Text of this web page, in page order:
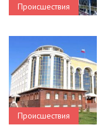
Происшествия
Происшествия